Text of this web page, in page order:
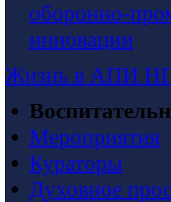
оборонно-
инновации
Жизнь в АПИ
Мероприятия
Кураторы
Духовное